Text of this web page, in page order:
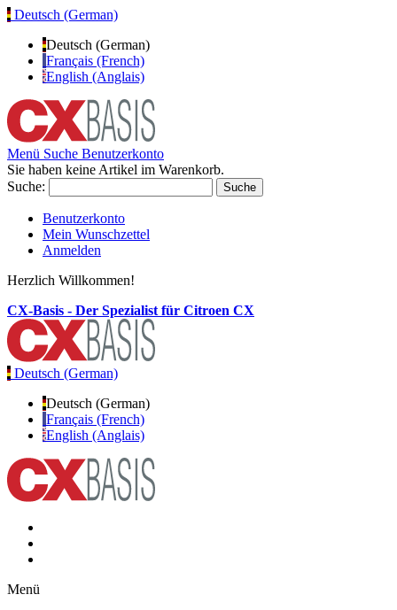
Deutsch (German)
Deutsch (German)
Français (French)
English (Anglais)
Menü Suche Benutzerkonto
Sie haben keine Artikel im Warenkorb.
Suche:
Suche
Benutzerkonto
Mein Wunschzettel
Anmelden
Herzlich Willkommen!
CX-Basis - Der Spezialist für Citroen CX
Deutsch (German)
Deutsch (German)
Français (French)
English (Anglais)
Menü